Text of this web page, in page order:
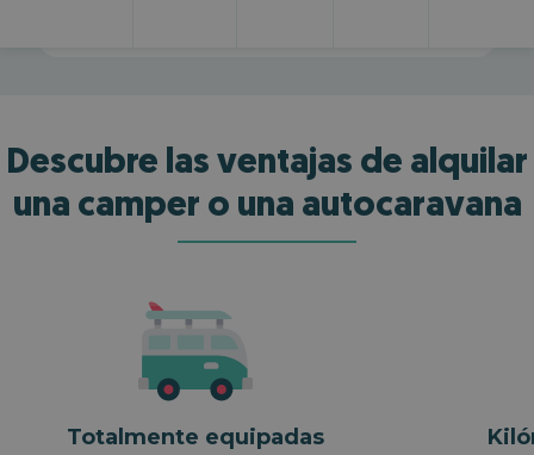
Descubre las ventajas de alquilar
una camper o una autocaravana
Totalmente equipadas